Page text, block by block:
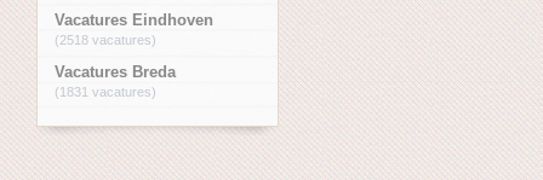
Vacatures Eindhoven
(2518 vacatures)
Vacatures Breda
(1831 vacatures)